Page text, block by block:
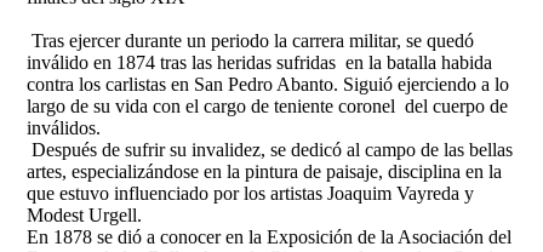
Tras ejercer durante un periodo la carrera militar, se quedó
inválido en 1874 tras las heridas sufridas en la batalla habida
contra los carlistas en San Pedro Abanto. Siguió ejerciendo a lo
largo de su vida con el cargo de teniente coronel del cuerpo de
inválidos.
Después de sufrir su invalidez, se dedicó al campo de las bellas
artes, especializándose en la pintura de paisaje, disciplina en la
que estuvo influenciado por los artistas Joaquim Vayreda y
Modest Urgell.
En 1878 se dió a conocer en la Exposición de la Asociación del